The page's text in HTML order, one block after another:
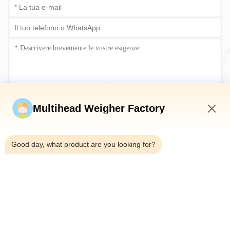
Invia ora
Multihead Weigher Factory
Good day, what product are you looking for?